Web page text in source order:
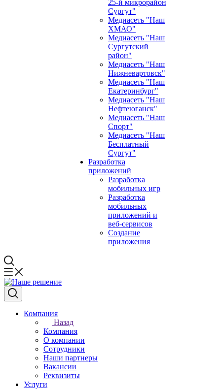
25-й микрорайон
Сургут"
Медиасеть "Наш
ХМАО"
Медиасеть "Наш
Сургутский
район"
Медиасеть "Наш
Нижневартовск"
Медиасеть "Наш
Екатеринбург"
Медиасеть "Наш
Нефтеюганск"
Медиасеть "Наш
Спорт"
Медиасеть "Наш
Бесплатный
Сургут"
Разработка
приложений
Разработка
мобильных игр
Разработка
мобильных
приложений и
веб-сервисов
Создание
приложения
Компания
Назад
Компания
О компании
Сотрудники
Наши партнеры
Вакансии
Реквизиты
Услуги